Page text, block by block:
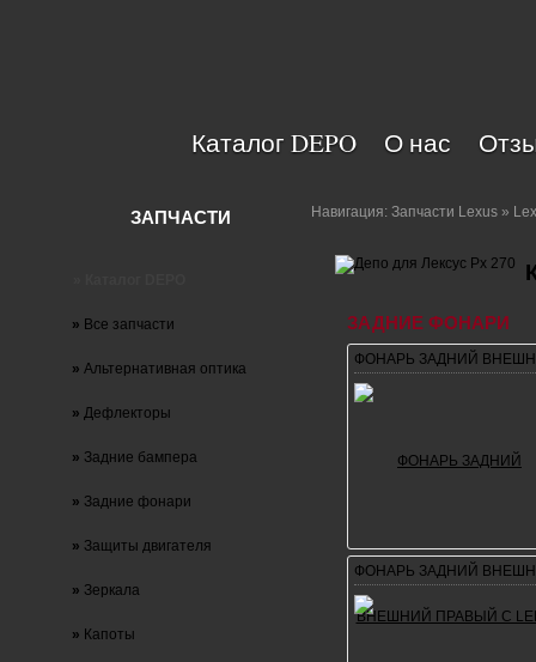
Навигация: Запчасти Lexus »
ЗАДНИЕ ФОНАРИ
ФОНАРЬ ЗАДНИЙ
ФОНАРЬ ЗАДНИЙ
ЗАПЧАСТИ
» Все запчасти
» Альтернативная оптика
» Дефлекторы
» Задние бампера
» Задние фонари
» Защиты двигателя
» Зеркала
» Капоты
Каталог DEPO О нас